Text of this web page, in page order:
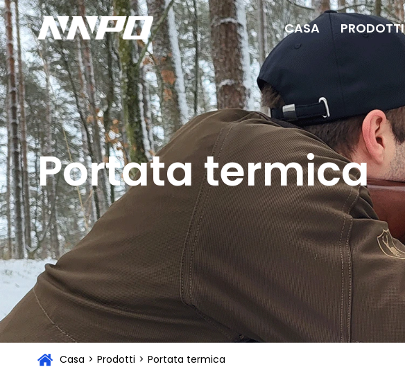
CASA PRODOTTI
Portata termica
Casa > Prodotti > Portata termica